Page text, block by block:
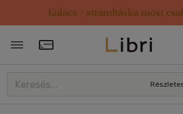
Kulacs / strandtáska most
Törzsvásárlói Kártya adatai
Rendezés
Kiadás éve szerint csökkenő